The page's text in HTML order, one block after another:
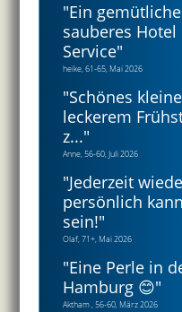
"Ein
sauberes
Service"
heike, 61-65, Mai 2026
"Schönes
leckerem
z..."
Anne, 56-60, Juli 2026
"Jederzeit
persönlich
sein!"
Olaf, 71+, Mai 2026
"Eine Perle in
Hamburg 😊"
Aktham , 56-60, März 2026